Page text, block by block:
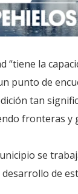
“tiene la
punto de
tan
fronteras y
se
de